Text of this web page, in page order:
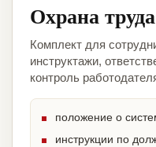
Охрана труда
Комплект для
инструктажи,
контроль
положение о
инструкции по